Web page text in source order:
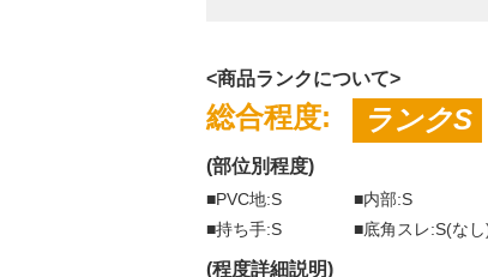
<商品ランクについて>
総合程度: ランクS
(部位別程度)
■PVC地:S
■内部:S
■持ち手:S
■底角スレ:S(なし
(程度詳細説明)